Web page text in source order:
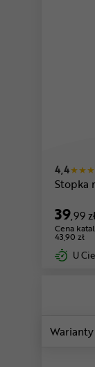
4,4
Stopka
39,99
Cena
43,90 zł
U
Warianty